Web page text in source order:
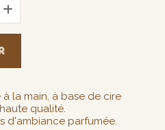
la main, à base de cire
qualité.
d'ambiance parfumée.